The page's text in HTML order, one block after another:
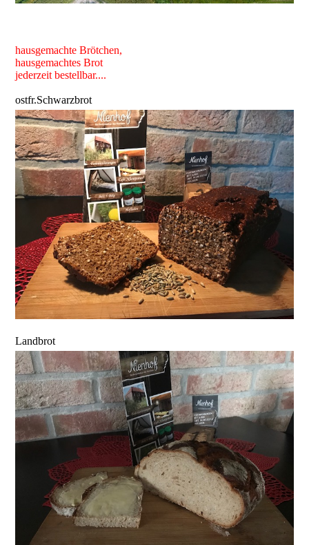
hausgemachte Brötchen,
hausgemachtes Brot
jederzeit bestellbar....
ostfr.Schwarzbrot
Landbrot